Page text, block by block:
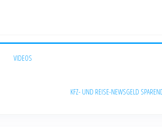
VIDEOS
KFZ- UND REISE-NEWSGELD SPAREN